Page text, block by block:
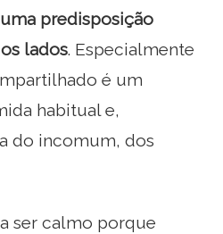
predisposição
lados. Especialmente
é um
habitual e,
do incomum, dos
ser calmo porque